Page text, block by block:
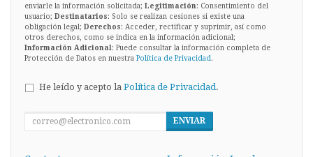
enviarle la información solicitada; Legitimación: Consentimiento del
usuario; Destinatarios: Solo se realizan cesiones si existe una
obligación legal; Derechos: Acceder, rectificar y suprimir, así como
otros derechos, como se indica en la información adicional;
Información Adicional : Puede consultar la información completa de
Protección de Datos en nuestra Política de Privacidad .
He leído y acepto la Política de Privacidad.
ENVIAR